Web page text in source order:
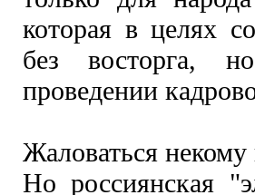
которая в целях
без восторга,
проведении
Жаловаться некому
Но россиянская